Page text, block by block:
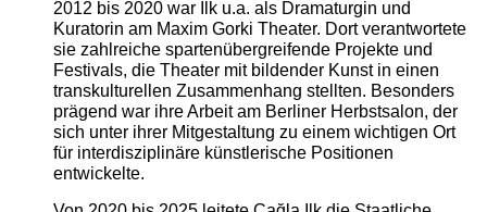
2012 bis 2020 war Ilk u.a. als Dramaturgin und
Kuratorin am Maxim Gorki Theater. Dort verantwortete
sie zahlreiche spartenübergreifende Projekte und
Festivals, die Theater mit bildender Kunst in einen
transkulturellen Zusammenhang stellten. Besonders
prägend war ihre Arbeit am Berliner Herbstsalon, der
sich unter ihrer Mitgestaltung zu einem wichtigen Ort
für interdisziplinäre künstlerische Positionen
entwickelte.